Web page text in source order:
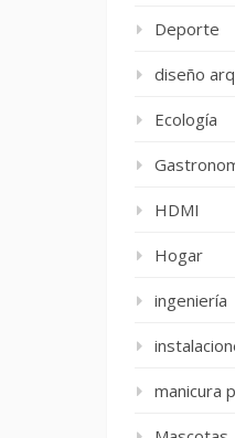
Deporte
diseño
Ecología
HDMI
Hogar
ingeniería
manicura